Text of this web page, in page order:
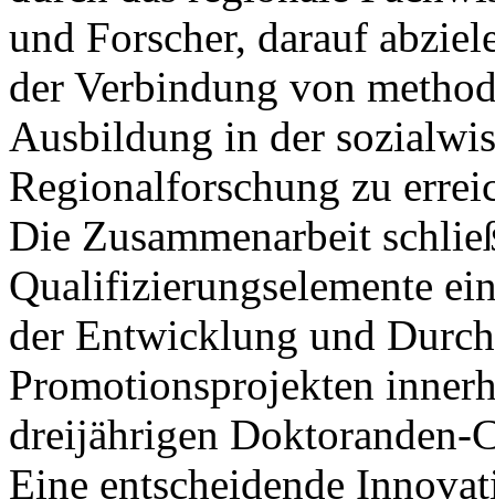
und Forscher, darauf
der Verbindung von
Ausbildung in der
Regionalforschung zu
Die Zusammenarbeit
Qualifizierungselemente
der Entwicklung und
Promotionsprojekten
dreijährigen Doktoranden-
Eine entscheidende